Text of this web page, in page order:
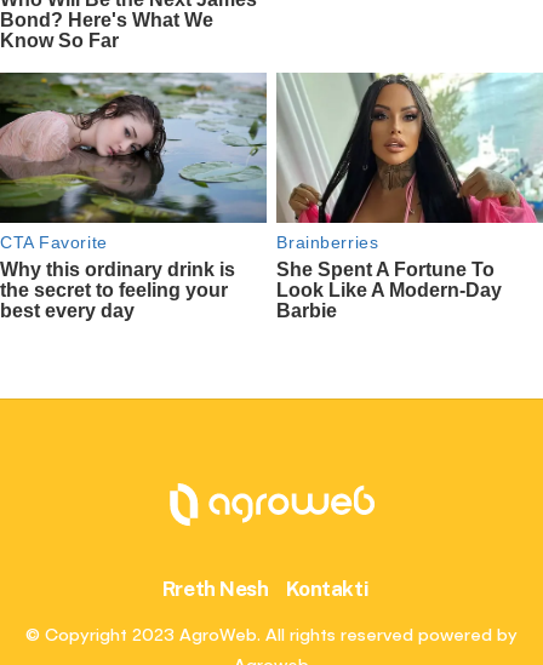
Rreth Nesh Kontakti
© Copyright 2023 AgroWeb. All rights reserved powered by